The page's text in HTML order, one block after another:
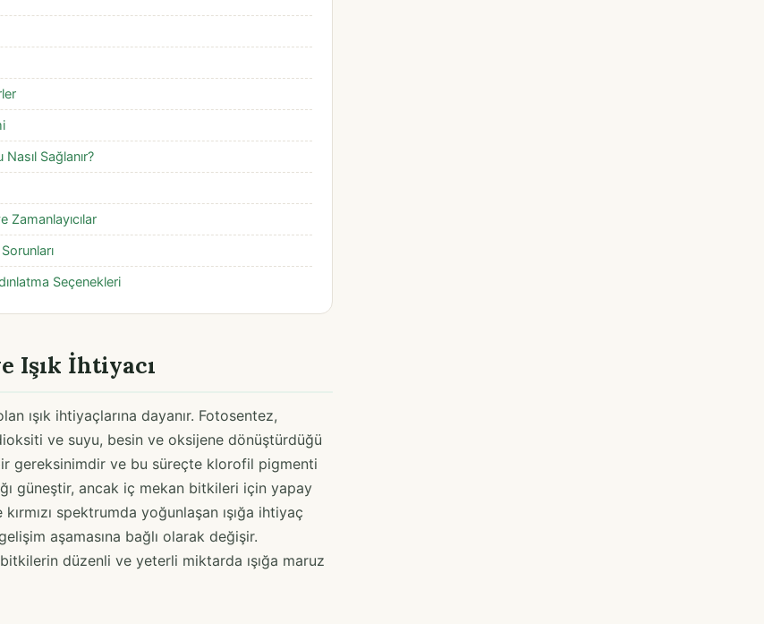
Sağlanır?
Zamanlayıcılar
Seçenekleri
Işık İhtiyacı
ışık ihtiyaçlarına dayanır. Fotosentez,
ve suyu, besin ve oksijene dönüştürdüğü
gereksinimdir ve bu süreçte klorofil pigmenti
güneştir, ancak iç mekan bitkileri için yapay
spektrumda yoğunlaşan ışığa ihtiyaç
aşamasına bağlı olarak değişir.
düzenli ve yeterli miktarda ışığa maruz